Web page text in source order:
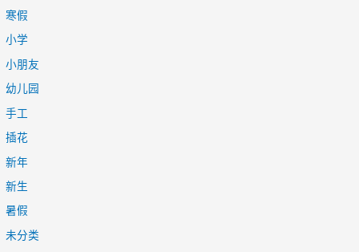
寒假
小学
小朋友
幼儿园
手工
插花
新年
新生
暑假
未分类